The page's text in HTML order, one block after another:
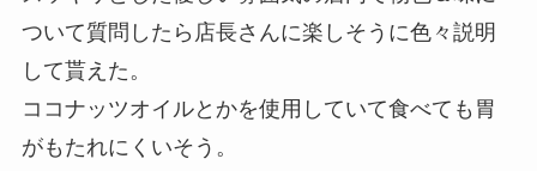
ついて質問したら店長さんに楽しそうに色々説明
して貰えた。
ココナッツオイルとかを使用していて食べても胃
がもたれにくいそう。